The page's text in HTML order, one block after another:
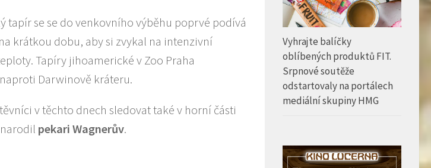
tapír se se do venkovního výběhu poprvé podívá
krátkou dobu, aby si zvykal na intenzivní
Tapíry jihoamerické v Zoo Praha
Darwinově kráteru.
v těchto dnech sledovat také v horní části
pekari Wagnerův.
Vyhrajte balíčky
oblíbených produktů FIT.
Srpnové soutěže
odstartovaly na portálech
mediální skupiny HMG